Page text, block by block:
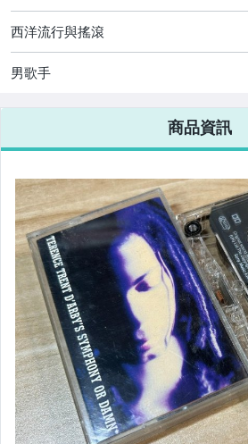
西洋流行與搖滾
男歌手
商品資訊